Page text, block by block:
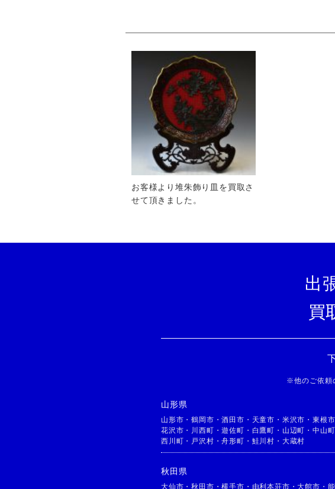
お客様より堆朱飾り皿を買取さ
せて頂きました。
出
買
※他のご依頼
山形県
山形市 ・鶴岡市 ・酒田市 ・ 天童市 ・ 米沢市 ・東根市
花沢市 ・ 川西町 ・遊佐町 ・ 白鷹町 ・ 山辺町 ・中山町
西川町 ・ 戸沢村 ・舟形町 ・ 鮭川村 ・ 大蔵村
秋田県
大仙市 ・秋田市 ・横手市 ・ 由利本荘市 ・大館市 ・